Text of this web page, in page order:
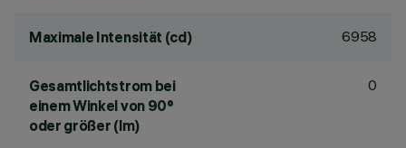
Maximale Intensität (cd) 6958
Gesamtlichtstrom bei
einem Winkel von 90°
oder größer (lm)
0